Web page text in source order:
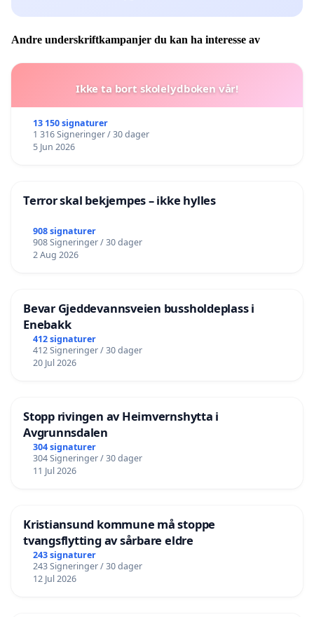
Andre underskriftkampanjer du kan ha interesse av
Ikke ta bort skolelydboken vår!
13 150 signaturer
1 316 Signeringer / 30 dager
5 Jun 2026
Terror skal bekjempes – ikke hylles
908 signaturer
908 Signeringer / 30 dager
2 Aug 2026
Bevar Gjeddevannsveien bussholdeplass i
Enebakk
412 signaturer
412 Signeringer / 30 dager
20 Jul 2026
Stopp rivingen av Heimvernshytta i
Avgrunnsdalen
304 signaturer
304 Signeringer / 30 dager
11 Jul 2026
Kristiansund kommune må stoppe
tvangsflytting av sårbare eldre
243 signaturer
243 Signeringer / 30 dager
12 Jul 2026